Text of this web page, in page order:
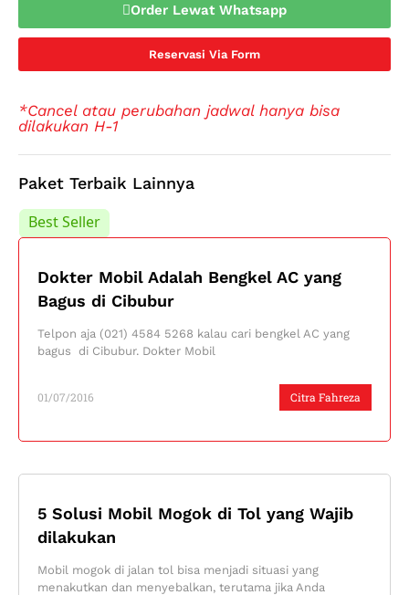
Order Lewat Whatsapp
Reservasi Via Form
*Cancel atau perubahan jadwal hanya bisa
dilakukan H-1
Paket Terbaik Lainnya
Best Seller
Dokter Mobil Adalah Bengkel AC yang
Bagus di Cibubur
Citra Fahreza
01/07/2016
Telpon aja (021) 4584 5268 kalau cari bengkel AC yang
bagus di Cibubur. Dokter Mobil
Best Seller
5 Solusi Mobil Mogok di Tol yang Wajib
dilakukan
Mobil mogok di jalan tol bisa menjadi situasi yang
menakutkan dan menyebalkan, terutama jika Anda